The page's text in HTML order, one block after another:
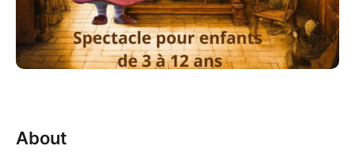
About